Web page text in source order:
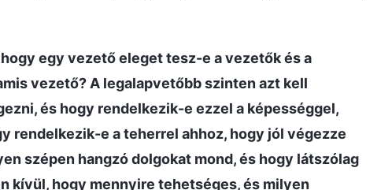
egy vezető eleget tesz-e a vezetők és a
vezető? A legalapvetőbb szinten azt kell
és hogy rendelkezik-e ezzel a képességgel,
rendelkezik-e a teherrel ahhoz, hogy jól végezze
szépen hangzó dolgokat mond, és hogy látszólag
kívül, hogy mennyire tehetséges, és milyen